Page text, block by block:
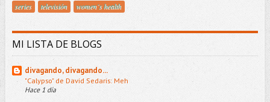
series
televisión women´s health
MI LISTA DE BLOGS
divagando, divagando...
"Calypso" de David Sedaris: Meh
Hace 1 día